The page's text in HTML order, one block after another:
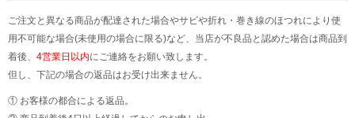
ご注文と異なる商品が配達された場合やサビや折れ・巻き線のほつれにより使
用不可能な場合(未使用の場合に限る)など、当店が不良品と認めた場合は商品到
着後、 4営業日以内にご連絡をお願い致します。
但し、下記の場合の返品はお受け出来ません。
① お客様の都合による返品。